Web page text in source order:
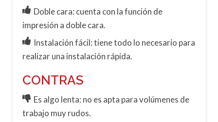
Doble cara: cuenta con la función de
impresión a doble cara.
Instalación fácil: tiene todo lo necesario para
realizar una instalación rápida.
CONTRAS
Es algo lenta: no es apta para volúmenes de
trabajo muy rudos.